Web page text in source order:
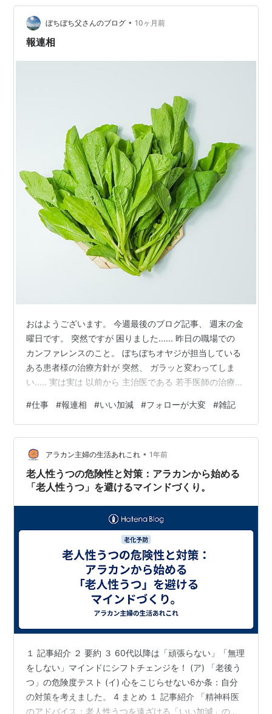
日はピンポンを押さずにポストに不在届を入れ、宅配ボ
ックスに入れていったのです。 確信犯ですね(￣▽￣;) 前
からAmazonの配送員はいい加減だとは思っていました
ぼちぼち父さんのブログ • 10ヶ月前
報連相
おはようございます。 今週最後のブログ記事、 週末の金
曜日です。 突然ですが 困りました...... 昨日の職場での
カンファレンスのこと。 ぼちぼちオヤジが担当している
ある患者様の治療方針が 突然、 ガラッと変わってしま
い..... 実は実は 以前から 主治医である 若手医師の治療方
度、 直接主治医に対して 確認をしていましたが..... 上役
の医師も集まりのカンファレンス。 「それ、マズイよ
～」 「もう少し慎重にいったほうがいいよね」 なんての
上役医師。 「では、では、そうします」な 主治医の若手
医師です。 おい、おい、 それならもう…
#仕事 #報連相 #いい加減 #フォローが大変 #雑記
アラカン主婦の生活あれこれ • 1年前
老人性うつの危険性と対策：アラカンから始める
「老人性うつ」を避けるマインドづくり。
１ 記事紹介 ２ 要約 ３ 60代以降は「頑張らない」「無理
をしない」マインドにシフトチェンジを！ (ア) 「老後う
つ」の危険度テスト (イ) 心をこじらせない6か条：自分
の対策を考えました。 4 まとめ １ 記事紹介 「精神科医
のアドバイス：老人性うつを遠ざける「いい加減」のす